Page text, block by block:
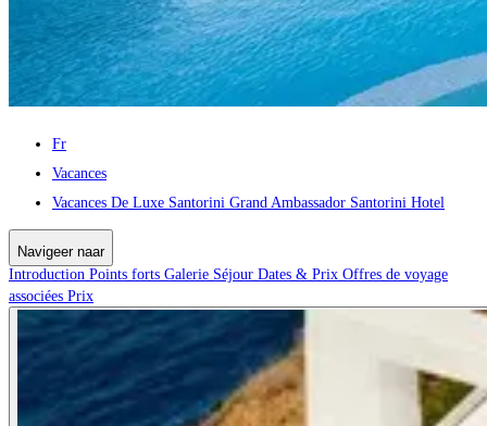
Fr
Vacances
Vacances De Luxe Santorini Grand Ambassador Santorini Hotel
Navigeer naar
Introduction Points forts Galerie Séjour Dates & Prix Offres de voyage
associées Prix